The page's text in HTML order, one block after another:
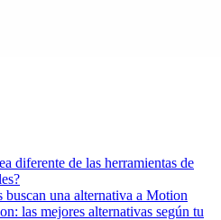
diferente de las herramientas de
buscan una alternativa a Motion
las mejores alternativas según tu